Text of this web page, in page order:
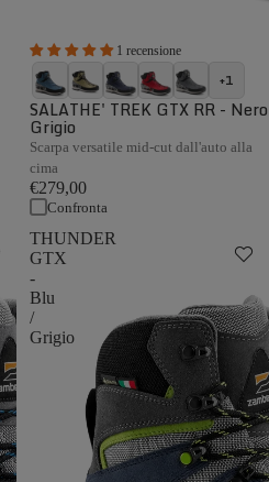
1 recensione
+1
SALATHE' TREK GTX RR - Nero
Grigio
Scarpa versatile mid-cut dall'auto alla
cima
€279,00
Confronta
THUNDER
GTX
-
Blu
/
Grigio